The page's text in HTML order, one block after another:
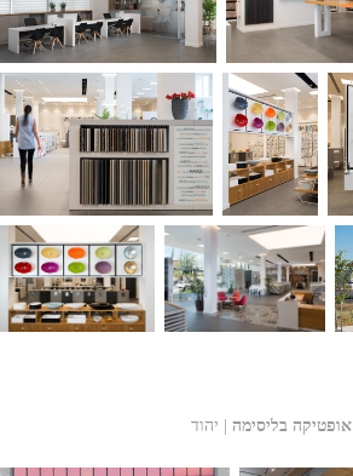
אופטיקה בליסימה | יהוד